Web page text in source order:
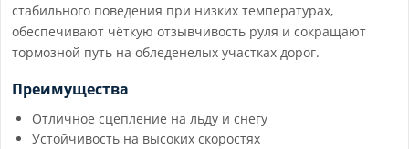
стабильного поведения при низких температурах,
обеспечивают чёткую отзывчивость руля и сокращают
тормозной путь на обледенелых участках дорог.
Преимущества
Отличное сцепление на льду и снегу
Устойчивость на высоких скоростях